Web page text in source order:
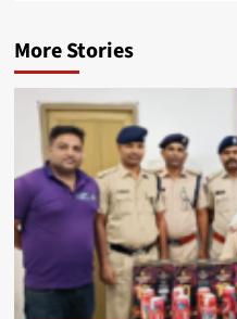
More Stories